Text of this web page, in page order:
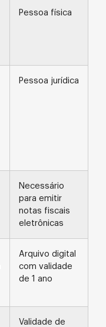
Pessoa física
Pessoa jurídica
Necessário
para emitir
notas fiscais
eletrônicas
Arquivo digital
com validade
de 1 ano
Validade de